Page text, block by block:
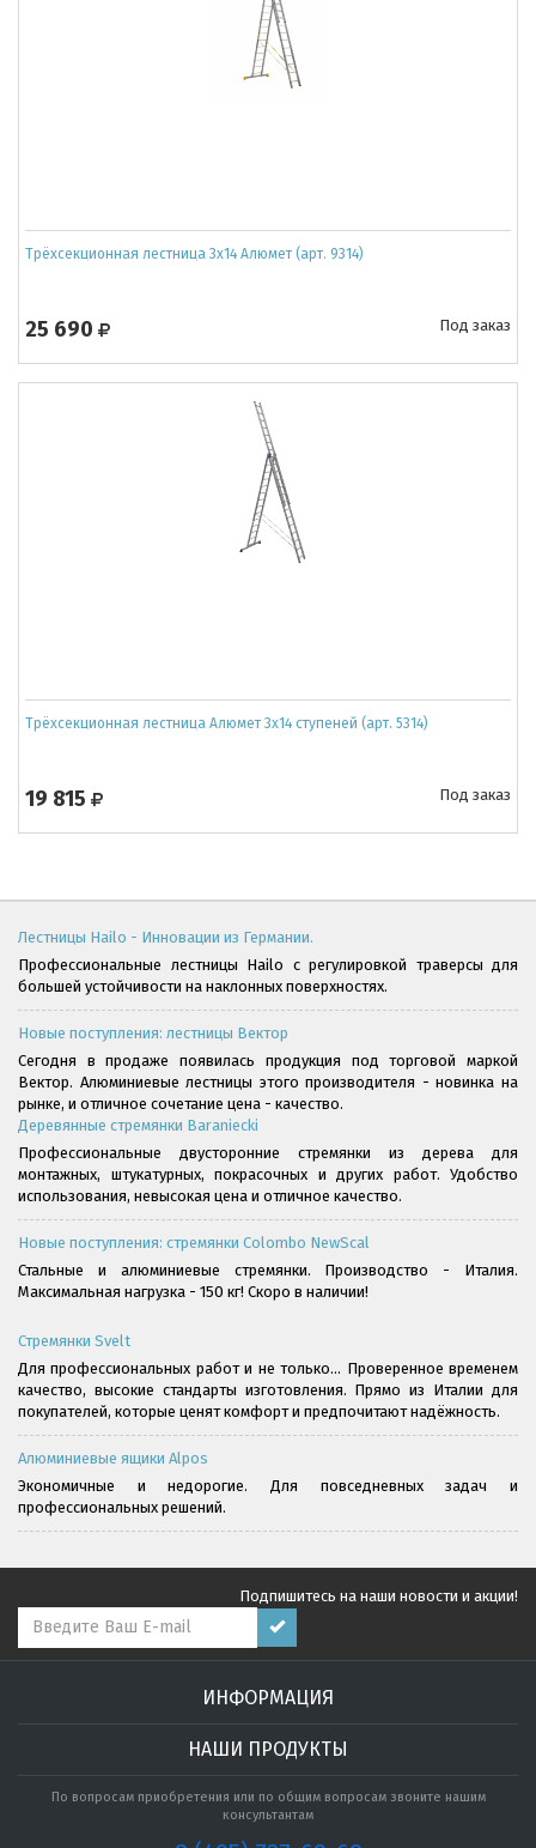
Трёхсекционная лестница 3х14 Алюмет (арт. 9314)
25 690 Под заказ
Трёхсекционная лестница Алюмет 3x14 ступеней (арт. 5314)
19 815 Под заказ
Лестницы Hailo - Инновации из Германии.
Профессиональные лестницы Hailo с регулировкой траверсы для
большей устойчивости на наклонных поверхностях.
Новые поступления: лестницы Вектор
Сегодня в продаже появилась продукция под торговой маркой
Вектор. Алюминиевые лестницы этого производителя - новинка на
рынке, и отличное сочетание цена - качество.
Деревянные стремянки Baraniecki
Профессиональные двусторонние стремянки из дерева для
монтажных, штукатурных, покрасочных и других работ. Удобство
использования, невысокая цена и отличное качество.
Новые поступления: стремянки Colombo NewScal
Стальные и алюминиевые стремянки. Производство - Италия.
Максимальная нагрузка - 150 кг! Скоро в наличии!
Стремянки Svelt
Для профессиональных работ и не только... Проверенное временем
качество, высокие стандарты изготовления. Прямо из Италии для
покупателей, которые ценят комфорт и предпочитают надёжность.
Алюминиевые ящики Alpos
Экономичные и недорогие. Для повседневных задач и
профессиональных решений.
Подпишитесь на наши новости и акции!
ИНФОРМАЦИЯ
НАШИ ПРОДУКТЫ
По вопросам приобретения или по общим вопросам звоните нашим
консультантам